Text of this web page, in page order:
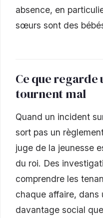
absence, en
sœurs sont des
Ce que regarde
tournent mal
Quand un incident
sort pas un
juge de la jeunesse
du roi. Des
comprendre les
chaque affaire, dans
davantage social